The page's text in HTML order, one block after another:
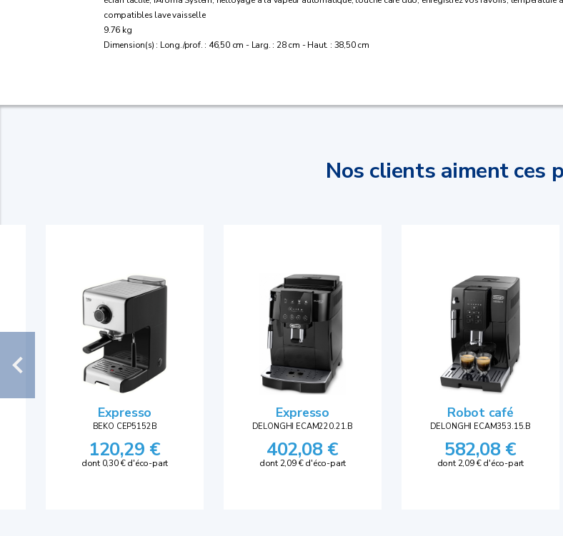
compatibles lave vaisselle
9.76 kg
Dimension(s) : Long./prof. : 46,50 cm - Larg. : 28 cm - Haut. : 38,50 cm
Nos clients aiment ces
Expresso
BEKO CEP5152B
120,29 €
dont 0,30 € d'éco-part
Expresso
DELONGHI ECAM220.21.B
402,08 €
dont 2,09 € d'éco-part
Robot café
DELONGHI ECAM353.15.B
582,08 €
dont 2,09 € d'éco-part